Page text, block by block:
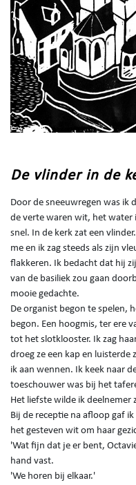
De vlinder in de
Door de sneeuwregen was ik
de verte waren wit, het water
snel. In de kerk zat een
me en ik zag steeds als zijn
flakkeren. Ik bedacht dat hij
van de basiliek zou gaan
mooie gedachte.
De organist begon te spelen,
begon. Een hoogmis, ter ere
tot het slotklooster. Ik zag
droeg ze een kap en luisterde
ik aan wennen. Ik keek naar
toeschouwer was bij het
Het liefste wilde ik deelnemer
Bij de receptie na afloop gaf
het gesteven wit om haar
'Wat fijn dat je er bent,
hand vast.
'We horen bij elkaar.'